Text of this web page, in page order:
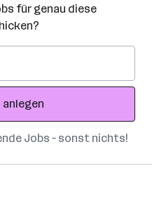
für genau diese
Jobs – sonst nichts!